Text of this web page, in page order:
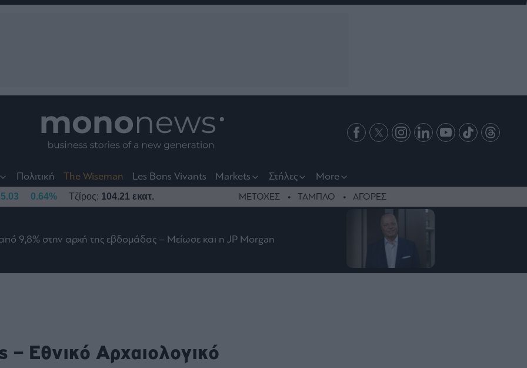
Πολιτική The Wiseman Les Bons Vivants Markets Στήλες More
is
0.64% Τζίρος: 104.21 εκατ. ΜΕΤΟΧΕΣ ΤΑΜΠΛΟ ΑΓΟΡΕΣ
9,8% στην αρχή της εβδομάδας – Μείωσε και η JP Morgan
Εθνικό Αρχαιολογικό